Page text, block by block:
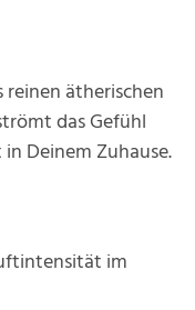
ätherischen
das Gefühl
Deinem Zuhause.
im